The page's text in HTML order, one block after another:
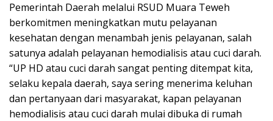
Pemerintah Daerah melalui RSUD Muara Teweh
berkomitmen meningkatkan mutu pelayanan
kesehatan dengan menambah jenis pelayanan, salah
satunya adalah pelayanan hemodialisis atau cuci darah.
“UP HD atau cuci darah sangat penting ditempat kita,
selaku kepala daerah, saya sering menerima keluhan
dan pertanyaan dari masyarakat, kapan pelayanan
hemodialisis atau cuci darah mulai dibuka di rumah